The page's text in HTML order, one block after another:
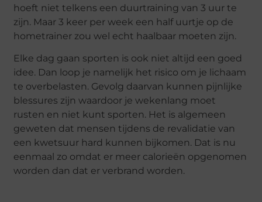
hoeft niet telkens een duurtraining van 3 uur te
zijn. Maar 3 keer per week een half uurtje op de
hometrainer zou wel echt haalbaar moeten zijn.
Elke dag gaan sporten is ook niet altijd een goed
idee. Dan loop je namelijk het risico om je lichaam
te overbelasten. Gevolg daarvan kunnen pijnlijke
blessures zijn waardoor je wekenlang moet
rusten en niet kunt sporten. Het is algemeen
geweten dat mensen tijdens de revalidatie van
een kwetsuur hard kunnen bijkomen. Dat is nu
eenmaal zo omdat er meer calorieën opgenomen
worden dan dat er verbrand worden.